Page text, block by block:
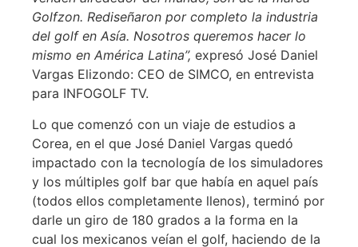
Golfzon. Rediseñaron por completo la industria
del golf en Asía. Nosotros queremos hacer lo
mismo en América Latina’’, expresó José Daniel
Vargas Elizondo: CEO de SIMCO, en entrevista
para INFOGOLF TV.
Lo que comenzó con un viaje de estudios a
Corea, en el que José Daniel Vargas quedó
impactado con la tecnología de los simuladores
y los múltiples golf bar que había en aquel país
(todos ellos completamente llenos), terminó por
darle un giro de 180 grados a la forma en la
cual los mexicanos veían el golf, haciendo de la